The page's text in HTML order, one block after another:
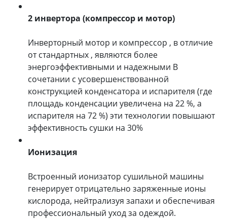
2 инвертора (компрессор и мотор)
Инверторный мотор и компрессор , в отличие
от стандартных , являются более
энергоэффективными и надежными В
сочетании с усовершенствованной
конструкцией конденсатора и испарителя (где
площадь конденсации увеличена на 22 %, а
испарителя на 72 %) эти технологии повышают
эффективность сушки на 30%
Ионизация
Встроенный ионизатор сушильной машины
генерирует отрицательно заряженные ионы
кислорода, нейтрализуя запахи и обеспечивая
профессиональный уход за одеждой.